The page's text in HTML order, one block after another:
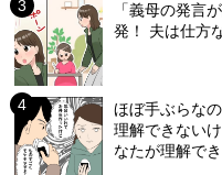
「義母の発言
発！ 夫は仕方
ほぼ手ぶらな
理解できない
なたが理解で